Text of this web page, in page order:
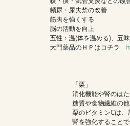
頻尿・尿失禁の改善
筋肉を強くする
脳の活動を向上
五性：温(体を温める)、五
大門薬品のＨＰはコチラ
「栗」
消化機能や腎のは
糖質や食物繊維の
栗のビタミンCは、
腎を強化すること